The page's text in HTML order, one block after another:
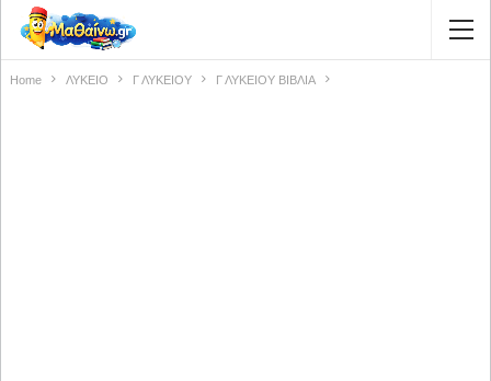
Home ΛΥΚΕΙΟ Γ ΛΥΚΕΙΟΥ Γ ΛΥΚΕΙΟΥ ΒΙΒΛΙΑ